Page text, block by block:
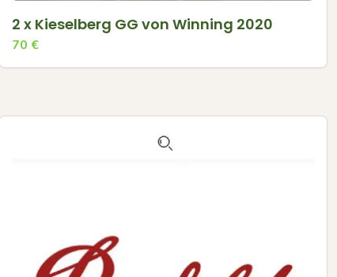
2 x Kieselberg GG von Winning 2020
70 €